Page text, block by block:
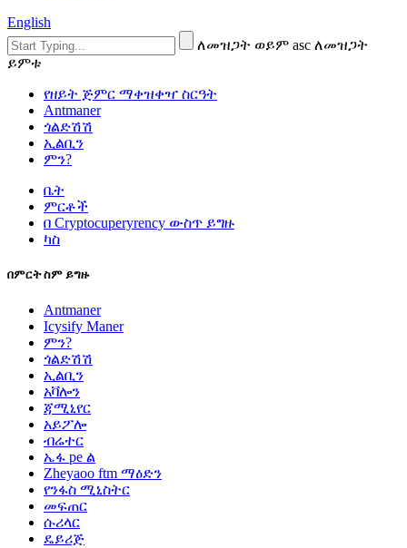
English
ለመዝጋት ወይም asc ለመዝጋት
ይምቱ
የዘይት ጅምር ማቀዝቀዣ ስርዓት
Antmaner
ጎልድሽሽ
ኢልቢን
ምን?
ቤት
ምርቶች
በ Cryptocuperyrency ውስጥ ይግዙ
ካስ
በምርት ስም ይግዙ
Antmaner
Icysify Maner
ምን?
ጎልድሽሽ
ኢልቢን
አቫሎን
ጃሚኒየር
አይፖሎ
ብሬተር
ኤፋ pe ል
Zheyaoo ftm ማዕድን
የንፋስ ሚኒስትር
መፍጠር
ሱሪላር
ዴይሪጅ